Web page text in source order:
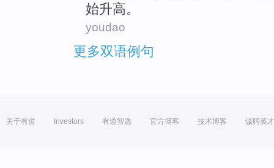
始升高。
youdao
更多双语例句
关于有道 Investors 有道智选 官方博客 技术博客 诚聘英才